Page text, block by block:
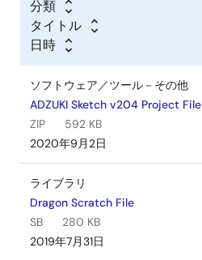
分類
タイトル
日時
ソフトウェア／ツール－その他
ADZUKI Sketch v204 Project File
ZIP
592 KB
2020年9月2日
ライブラリ
Dragon Scratch File
SB
280 KB
2019年7月31日